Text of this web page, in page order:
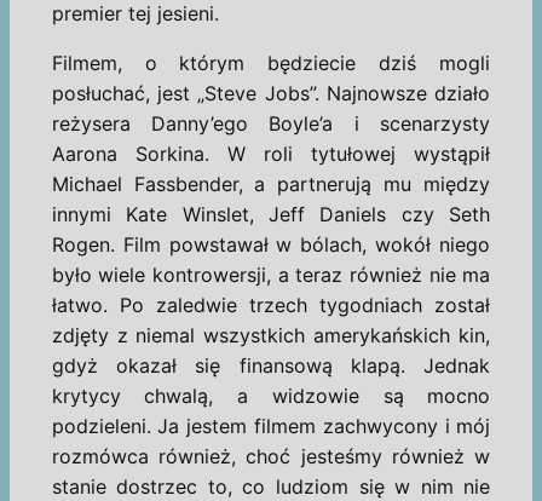
premier tej jesieni.
Filmem, o którym będziecie dziś mogli
posłuchać, jest „Steve Jobs”. Najnowsze działo
reżysera Danny’ego Boyle’a i scenarzysty
Aarona Sorkina. W roli tytułowej wystąpił
Michael Fassbender, a partnerują mu między
innymi Kate Winslet, Jeff Daniels czy Seth
Rogen. Film powstawał w bólach, wokół niego
było wiele kontrowersji, a teraz również nie ma
łatwo. Po zaledwie trzech tygodniach został
zdjęty z niemal wszystkich amerykańskich kin,
gdyż okazał się finansową klapą. Jednak
krytycy chwalą, a widzowie są mocno
podzieleni. Ja jestem filmem zachwycony i mój
rozmówca również, choć jesteśmy również w
stanie dostrzec to, co ludziom się w nim nie